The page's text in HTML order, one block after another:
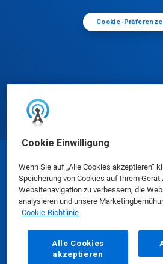
Cookie Einwilligung
Wenn Sie auf „Alle Cookies akzeptieren“
Speicherung von Cookies auf Ihrem Gerät
Websitenavigation zu verbessern, die
analysieren und unsere
Cookie-Richtlinie
Alle Cookies
akzeptieren
Cookie-
© Ecolab Inc.
Sicherheitsdatenblätter|